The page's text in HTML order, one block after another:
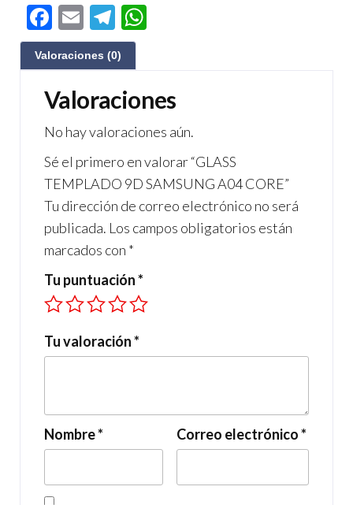
F
ac
e
b
o
o
k
E
m
ail
Te
le
gr
a
m
s
A
p
p
Valoraciones (0)
Valoraciones
No hay valoraciones aún.
Sé el primero en valorar “GLASS
TEMPLADO 9D SAMSUNG A04 CORE”
Tu dirección de correo electrónico no será
publicada. Los campos obligatorios están
marcados con *
Tu puntuación*
Tu valoración*
Nombre* Correo electrónico*